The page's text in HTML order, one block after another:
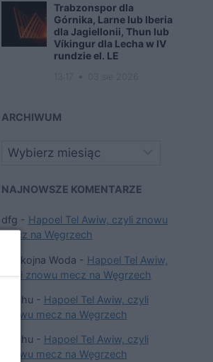
Trabzonspor dla
Górnika, Larne lub Iberia
dla Jagiellonii, Thun lub
Víkingur dla Lecha w IV
rundzie el. LE
ARCHIWUM
Archiwa
NAJNOWSZE KOMENTARZE
dfg - Hapoel Tel Awiw, czyli znowu
mecz na Węgrzech
Spokojna Woda - Hapoel Tel Awiw,
czyli znowu mecz na Węgrzech
Mi chu - Hapoel Tel Awiw, czyli
znowu mecz na Węgrzech
Mi chu - Hapoel Tel Awiw, czyli
znowu mecz na Węgrzech